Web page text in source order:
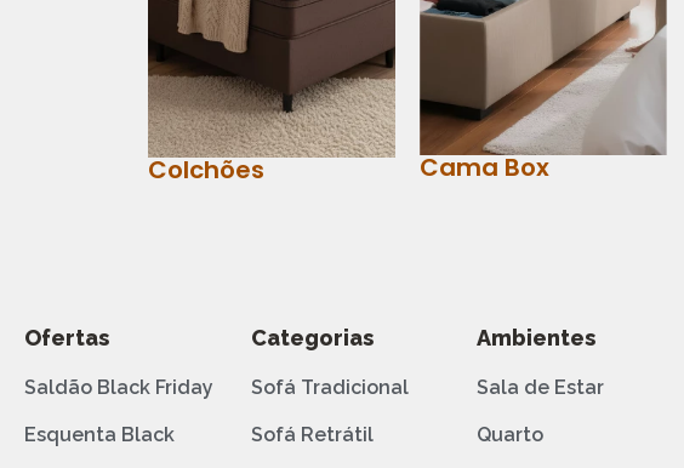
Colchões Cama Box
Ofertas
Saldão Black Friday
Esquenta Black
Categorias
Sofá Tradicional
Sofá Retrátil
Ambientes
Sala de Estar
Quarto